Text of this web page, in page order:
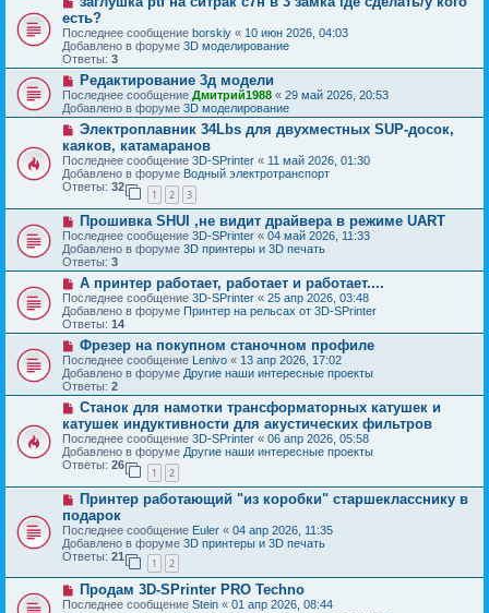
и
е
о
о
б
щ
е
н
е
в
о
е
с
о
о
б
щ
е
н
и
е
есть?
Последнее сообщение borskiy « 10 июн 2026, 04:03
Добавлено в форуме 3D моделирование
Ответы: 3
Н
о
в
о
е
с
о
о
б
е
и
е
Редактирование 3д модели
Последнее сообщение Дмитрий1988 « 29 май 2026, 20:53
Добавлено в форуме 3D моделирование
Н
в
о
е
с
о
б
щ
е
н
и
е
Электроплавник 34Lbs для двухместных SUP-досок,
каяков, катамаранов
Последнее сообщение 3D-SPrinter « 11 май 2026, 01:30
Добавлено в форуме Водный электротранспорт
Ответы: 32
1 2 3
Н
о
в
о
е
с
о
о
б
щ
е
н
и
е
Прошивка SHUI ,не видит драйвера в режиме UART
Последнее сообщение 3D-SPrinter « 04 май 2026, 11:33
Добавлено в форуме 3D принтеры и 3D печать
Ответы: 3
Н
о
в
о
е
с
о
о
б
щ
е
н
и
е
А принтер работает, работает и работает....
Последнее сообщение 3D-SPrinter « 25 апр 2026, 03:48
Добавлено в форуме Принтер на рельсах от 3D-SPrinter
Ответы: 14
Н
о
в
о
е
с
о
о
б
щ
е
н
е
Фрезер на покупном станочном профиле
Последнее сообщение Lenivo « 13 апр 2026, 17:02
Добавлено в форуме Другие наши интересные проекты
Ответы: 2
Н
в
о
е
с
о
щ
е
н
и
е
Станок для намотки трансформаторных катушек и
катушек индуктивности для акустических фильтров
Последнее сообщение 3D-SPrinter « 06 апр 2026, 05:58
Добавлено в форуме Другие наши интересные проекты
Ответы: 26
1 2
Н
в
о
е
с
о
о
б
Принтер работающий "из коробки" старшекласснику в
подарок
Последнее сообщение Euler « 04 апр 2026, 11:35
Добавлено в форуме 3D принтеры и 3D печать
Ответы: 21
1 2
Н
о
Продам 3D-SPrinter PRO Techno
Последнее сообщение Stein « 01 апр 2026, 08:44